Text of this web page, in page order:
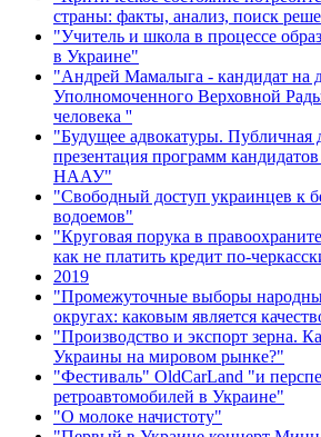
страны: факты, анализ, поиск
"Учитель и школа в процессе
в Украине"
"Андрей Мамалыга - кандидат на
Уполномоченного Верховной
человека ''
"Будущее адвокатуры. Публичная
презентация программ
НААУ"
"Свободный доступ украинцев к
водоемов"
"Круговая порука в
как не платить кредит по-
2019
"Промежуточные выборы
округах: каковым является
"Производство и экспорт зерна.
Украины на мировом рынке?"
"Фестиваль" OldCarLand "и
ретроавтомобилей в Украине"
"О молоке начистоту"